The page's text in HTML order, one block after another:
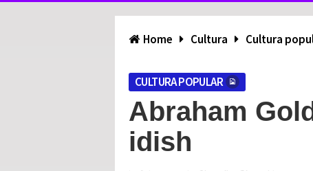
Home Cultura Cultura
CULTURA POPULAR
Abraham
idish